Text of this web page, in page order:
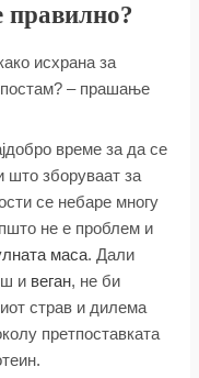
правилно?
исхрана за
постам? – прашање
време за да се
што зборуваат за
се небаре многу
не е проблем и
маса. Дали
и веган, не би
страв и дилема
претпоставката